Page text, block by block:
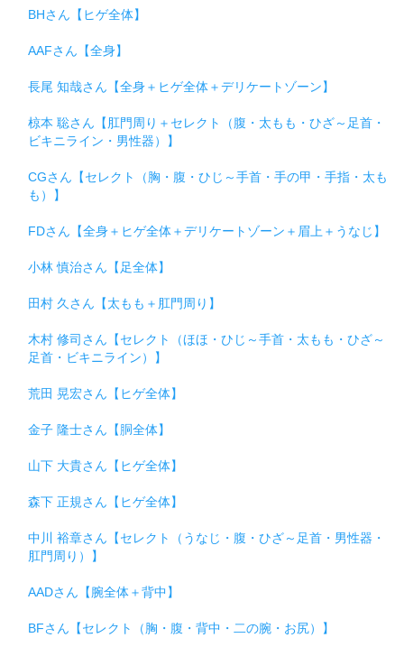
BHさん【ヒゲ全体】
AAFさん【全身】
長尾 知哉さん【全身＋ヒゲ全体＋デリケートゾーン】
椋本 聡さん【肛門周り＋セレクト（腹・太もも・ひざ～足首・
ビキニライン・男性器）】
CGさん【セレクト（胸・腹・ひじ～手首・手の甲・手指・太も
も）】
FDさん【全身＋ヒゲ全体＋デリケートゾーン＋眉上＋うなじ】
小林 慎治さん【足全体】
田村 久さん【太もも＋肛門周り】
木村 修司さん【セレクト（ほほ・ひじ～手首・太もも・ひざ～
足首・ビキニライン）】
荒田 晃宏さん【ヒゲ全体】
金子 隆士さん【胴全体】
山下 大貴さん【ヒゲ全体】
森下 正規さん【ヒゲ全体】
中川 裕章さん【セレクト（うなじ・腹・ひざ～足首・男性器・
肛門周り）】
AADさん【腕全体＋背中】
BFさん【セレクト（胸・腹・背中・二の腕・お尻）】